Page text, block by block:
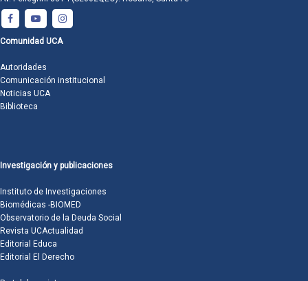
Comunidad UCA
Autoridades
Comunicación institucional
Noticias UCA
Biblioteca
Investigación y publicaciones
Instituto de Investigaciones
Biomédicas -BIOMED
Observatorio de la Deuda Social
Revista UCActualidad
Editorial Educa
Editorial El Derecho